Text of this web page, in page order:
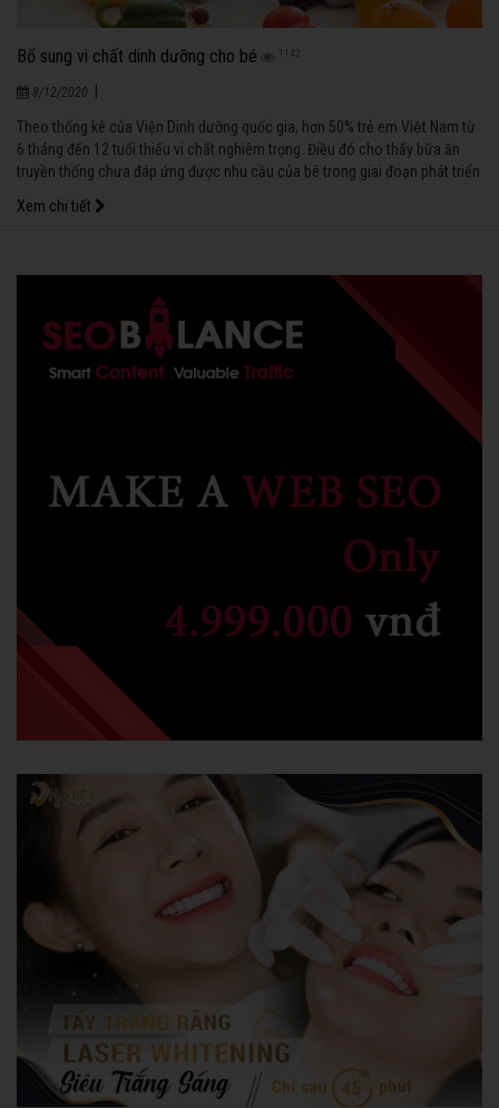
Bổ sung vi chất dinh dưỡng cho bé 1142
8/12/2020
Theo thống kê của Viện Dinh dưỡng quốc gia, hơn 50% trẻ em Việt Nam từ
6 tháng đến 12 tuổi thiếu vi chất nghiêm trọng. Điều đó cho thấy bữa ăn
truyền thống chưa đáp ứng được nhu cầu của bé trong giai đoạn phát triển
Xem chi tiết